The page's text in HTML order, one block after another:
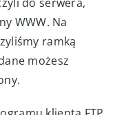
WWW. Na
ramką
możesz